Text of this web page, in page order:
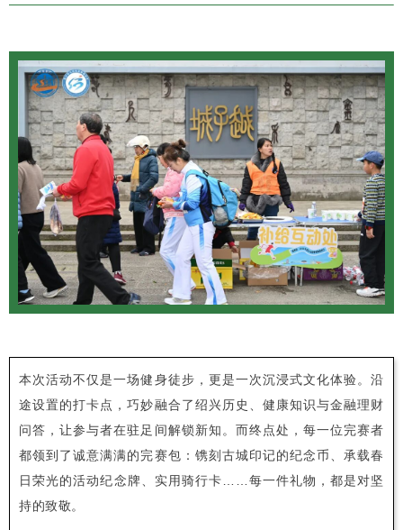
本次活动不仅是一场健身徒步，更是一次沉浸式文化体验。沿
途设置的打卡点，巧妙融合了绍兴历史、健康知识与金融理财
问答，让参与者在驻足间解锁新知。而终点处，每一位完赛者
都领到了诚意满满的完赛包：镌刻古城印记的纪念币、承载春
日荣光的活动纪念牌、实用骑行卡……每一件礼物，都是对坚
持的致敬。